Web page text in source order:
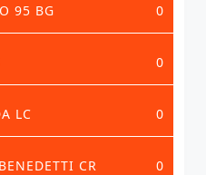
95 BG 0
0
LC 0
CR 0